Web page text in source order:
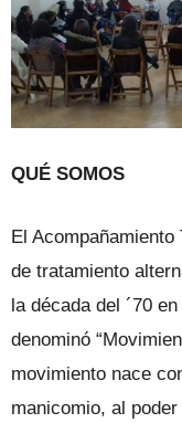
QUÉ SOMOS
El
de tratamiento
la década del ´70
denominó
movimiento nace
manicomio, al